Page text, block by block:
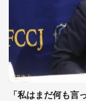
「私はまだ何も